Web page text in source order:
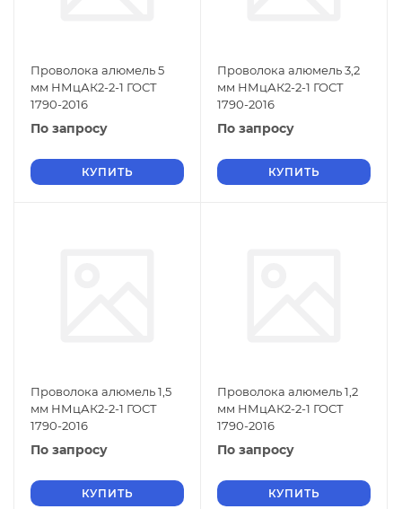
Проволока алюмель 5
мм НМцАК2-2-1 ГОСТ
1790-2016
По запросу
КУПИТЬ
Проволока алюмель 3,2
мм НМцАК2-2-1 ГОСТ
1790-2016
По запросу
КУПИТЬ
Проволока алюмель 1,5
мм НМцАК2-2-1 ГОСТ
1790-2016
По запросу
КУПИТЬ
Проволока алюмель 1,2
мм НМцАК2-2-1 ГОСТ
1790-2016
По запросу
КУПИТЬ